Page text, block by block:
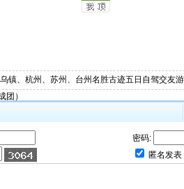
镇、杭州、苏州、台州名胜古迹五日自驾交友游
团）
密码:
匿名发表